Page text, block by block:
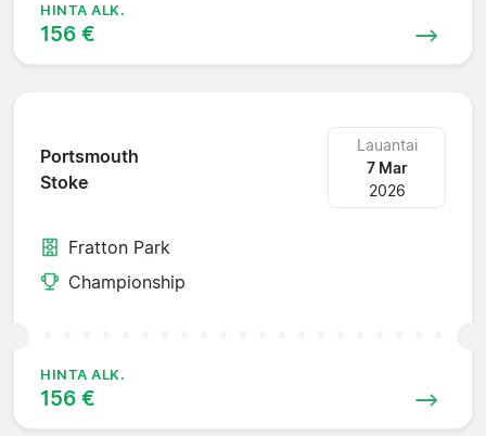
HINTA ALK.
156 €
Portsmouth
Stoke
Lauantai
7 Mar
2026
Fratton Park
Championship
HINTA ALK.
156 €